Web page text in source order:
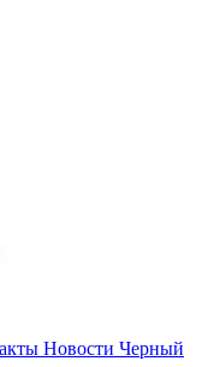
Новости Черный